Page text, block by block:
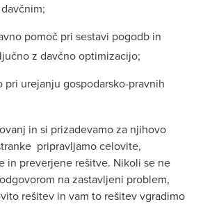
pomoč pri sestavi pogodb in
z davčno optimizacijo;
pri urejanju gospodarsko-pravnih
in si prizadevamo za njihovo
pripravljamo celovite,
in preverjene rešitve. Nikoli se ne
na zastavljeni problem,
rešitev in vam to rešitev vgradimo